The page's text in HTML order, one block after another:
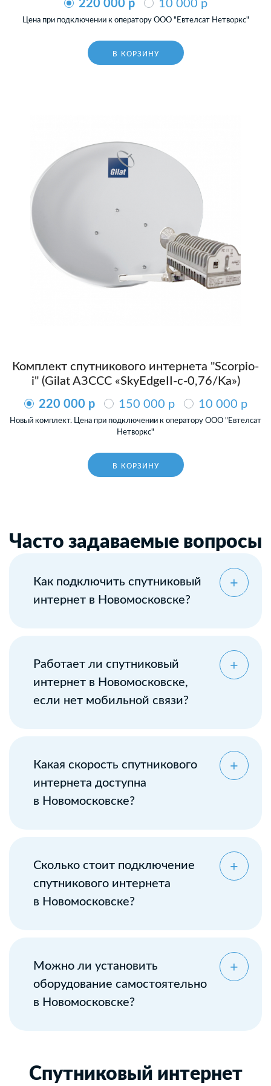
220 000 p 10 000 p
Цена при подключении к оператору ООО "Евтелсат Нетворкс"
В КОРЗИНУ
Комплект спутникового интернета "Scorpio-
i" (Gilat AЗССС «SkyEdgeII-c-0,76/Ka»)
220 000 p
150 000 p 10 000 p
Новый комплект. Цена при подключении к оператору ООО "Евтелсат
Нетворкс"
В КОРЗИНУ
Часто задаваемые вопросы
Как подключить спутниковый
интернет в Новомосковске?
Работает ли спутниковый
интернет в Новомосковске,
если нет мобильной связи?
Какая скорость спутникового
интернета доступна
в Новомосковске?
Сколько стоит подключение
спутникового интернета
в Новомосковске?
Можно ли установить
оборудование самостоятельно
в Новомосковске?
Спутниковый интернет